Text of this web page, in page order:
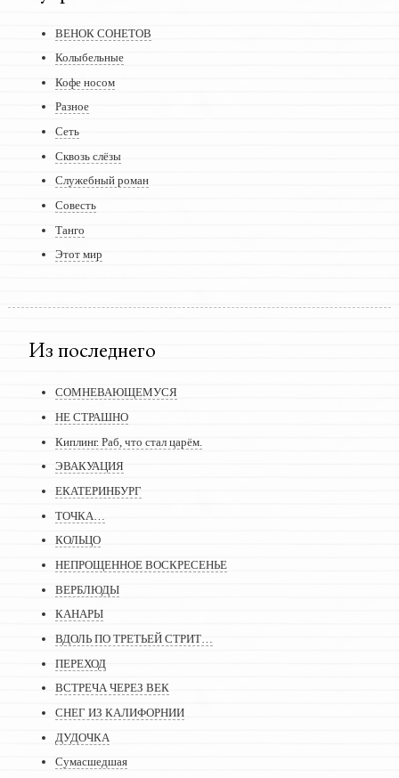
ВЕНОК СОНЕТОВ
Колыбельные
Кофе носом
Разное
Сеть
Сквозь слёзы
Служебный роман
Совесть
Танго
Этот мир
Из последнего
СОМНЕВАЮЩЕМУСЯ
НЕ СТРАШНО
Киплинг. Раб, что стал царём.
ЭВАКУАЦИЯ
ЕКАТЕРИНБУРГ
ТОЧКА…
КОЛЬЦО
НЕПРОЩЕННОЕ ВОСКРЕСЕНЬЕ
ВЕРБЛЮДЫ
КАНАРЫ
ВДОЛЬ ПО ТРЕТЬЕЙ СТРИТ…
ПЕРЕХОД
ВСТРЕЧА ЧЕРЕЗ ВЕК
СНЕГ ИЗ КАЛИФОРНИИ
ДУДОЧКА
Сумасшедшая